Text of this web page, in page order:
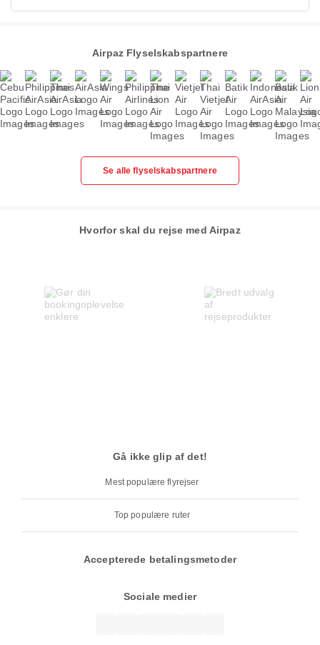
Airpaz Flyselskabspartnere
Se alle flyselskabspartnere
Hvorfor skal du rejse med Airpaz
Gå ikke glip af det!
Mest populære flyrejser
Top populære ruter
Accepterede betalingsmetoder
Sociale medier